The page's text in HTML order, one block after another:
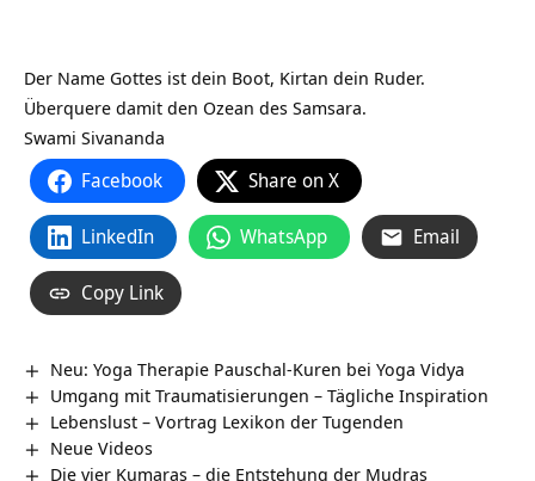
Der Name Gottes ist dein Boot, Kirtan dein Ruder.
Überquere damit den Ozean des Samsara.
Swami Sivananda
Facebook Share on X
LinkedIn WhatsApp Email
Copy Link
Neu: Yoga Therapie Pauschal-Kuren bei Yoga Vidya
Umgang mit Traumatisierungen – Tägliche Inspiration
Lebenslust – Vortrag Lexikon der Tugenden
Neue Videos
Die vier Kumaras – die Entstehung der Mudras